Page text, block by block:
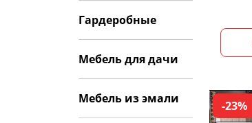
Гардеробные
Мебель для дачи
Мебель из эмали
-23%